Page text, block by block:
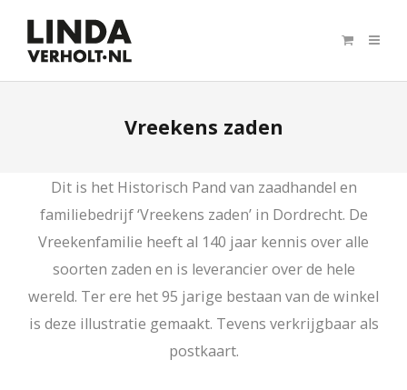
Vreekens zaden
Dit is het Historisch Pand van zaadhandel en
familiebedrijf ‘Vreekens zaden’ in Dordrecht. De
Vreekenfamilie heeft al 140 jaar kennis over alle
soorten zaden en is leverancier over de hele
wereld. Ter ere het 95 jarige bestaan van de winkel
is deze illustratie gemaakt. Tevens verkrijgbaar als
postkaart.